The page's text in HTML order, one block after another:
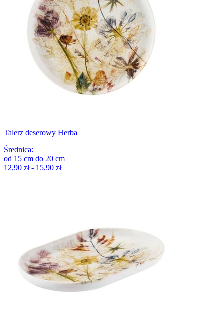
Talerz deserowy Herba
Średnica:
od 15 cm do 20 cm
12,90 zł - 15,90 zł